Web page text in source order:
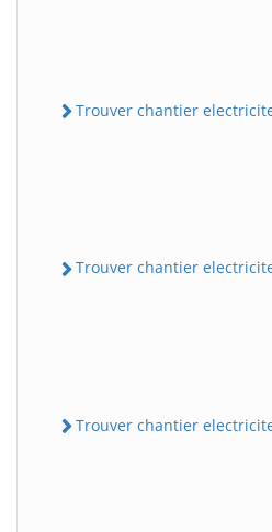
Trouver chantier electricite
Trouver chantier electricite
Trouver chantier electricite